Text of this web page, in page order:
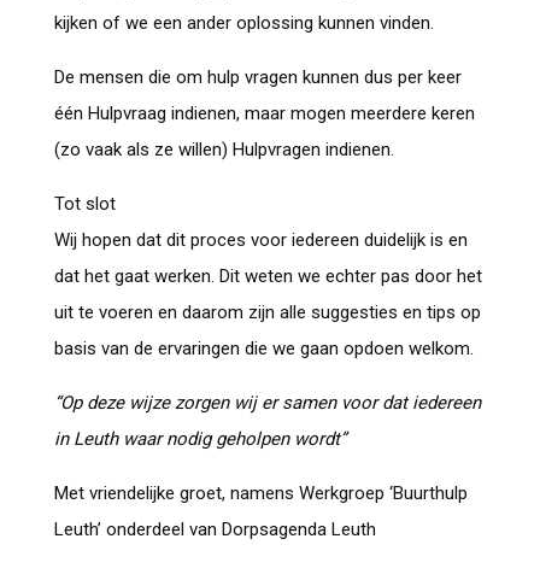
kijken of we een ander oplossing kunnen vinden.
De mensen die om hulp vragen kunnen dus per keer
één Hulpvraag indienen, maar mogen meerdere keren
(zo vaak als ze willen) Hulpvragen indienen.
Tot slot
Wij hopen dat dit proces voor iedereen duidelijk is en
dat het gaat werken. Dit weten we echter pas door het
uit te voeren en daarom zijn alle suggesties en tips op
basis van de ervaringen die we gaan opdoen welkom.
“Op deze wijze zorgen wij er samen voor dat iedereen
in Leuth waar nodig geholpen wordt”
Met vriendelijke groet, namens Werkgroep ‘Buurthulp
Leuth’ onderdeel van Dorpsagenda Leuth